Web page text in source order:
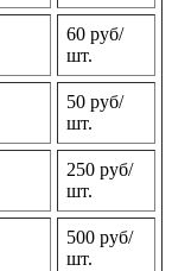
60 руб/
шт.
50 руб/
шт.
250 руб/
шт.
500 руб/
шт.